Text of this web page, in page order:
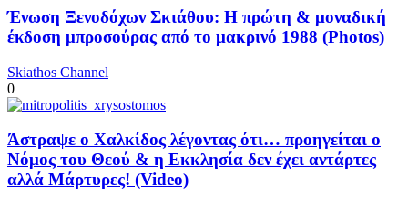
Ένωση Ξενοδόχων Σκιάθου: Η πρώτη & μοναδική
έκδοση μπροσούρας από το μακρινό 1988 (Photos)
Skiathos Channel
0
Άστραψε ο Χαλκίδος λέγοντας ότι… προηγείται ο
Νόμος του Θεού & η Εκκλησία δεν έχει αντάρτες
αλλά Μάρτυρες! (Video)